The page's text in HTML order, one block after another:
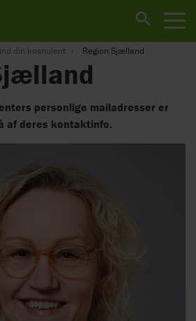
din kosnulent Region Sjælland
personlige mailadresser er
af deres kontaktinfo.